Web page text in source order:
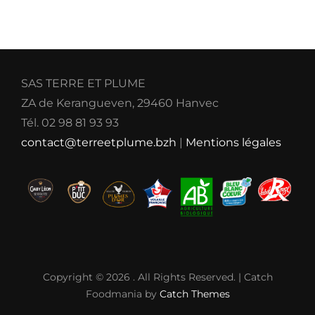
SAS TERRE ET PLUME
ZA de Kerangueven, 29460 Hanvec
Tél. 02 98 81 93 93
contact@terreetplume.bzh | Mentions légales
Copyright © 2026 . All Rights Reserved. | Catch
Foodmania by Catch Themes